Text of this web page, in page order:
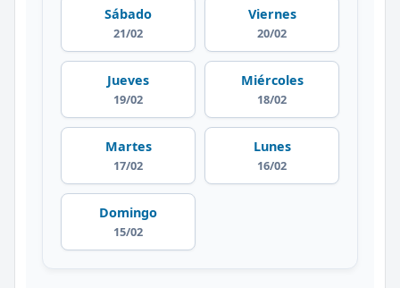
Sábado
21/02
Viernes
20/02
Jueves
19/02
Miércoles
18/02
Martes
17/02
Lunes
16/02
Domingo
15/02